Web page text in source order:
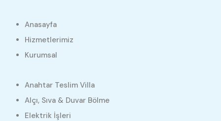
Anasayfa
Hizmetlerimiz
Kurumsal
Anahtar Teslim Villa
Alçı, Sıva & Duvar Bölme
Elektrik İşleri